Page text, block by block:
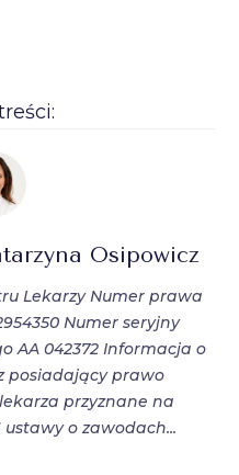
Osipowicz
Lekarzy Numer prawa
Numer seryjny
AA 042372 Informacja o
posiadający prawo
przyznane na
ustawy o zawodach...